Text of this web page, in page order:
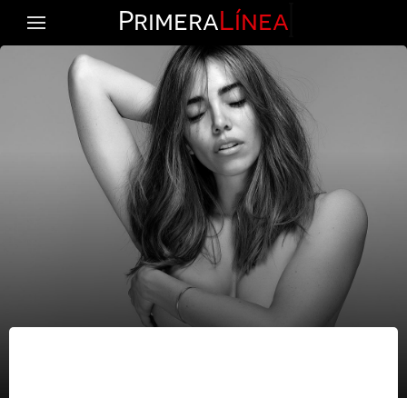
PrimeraLínea